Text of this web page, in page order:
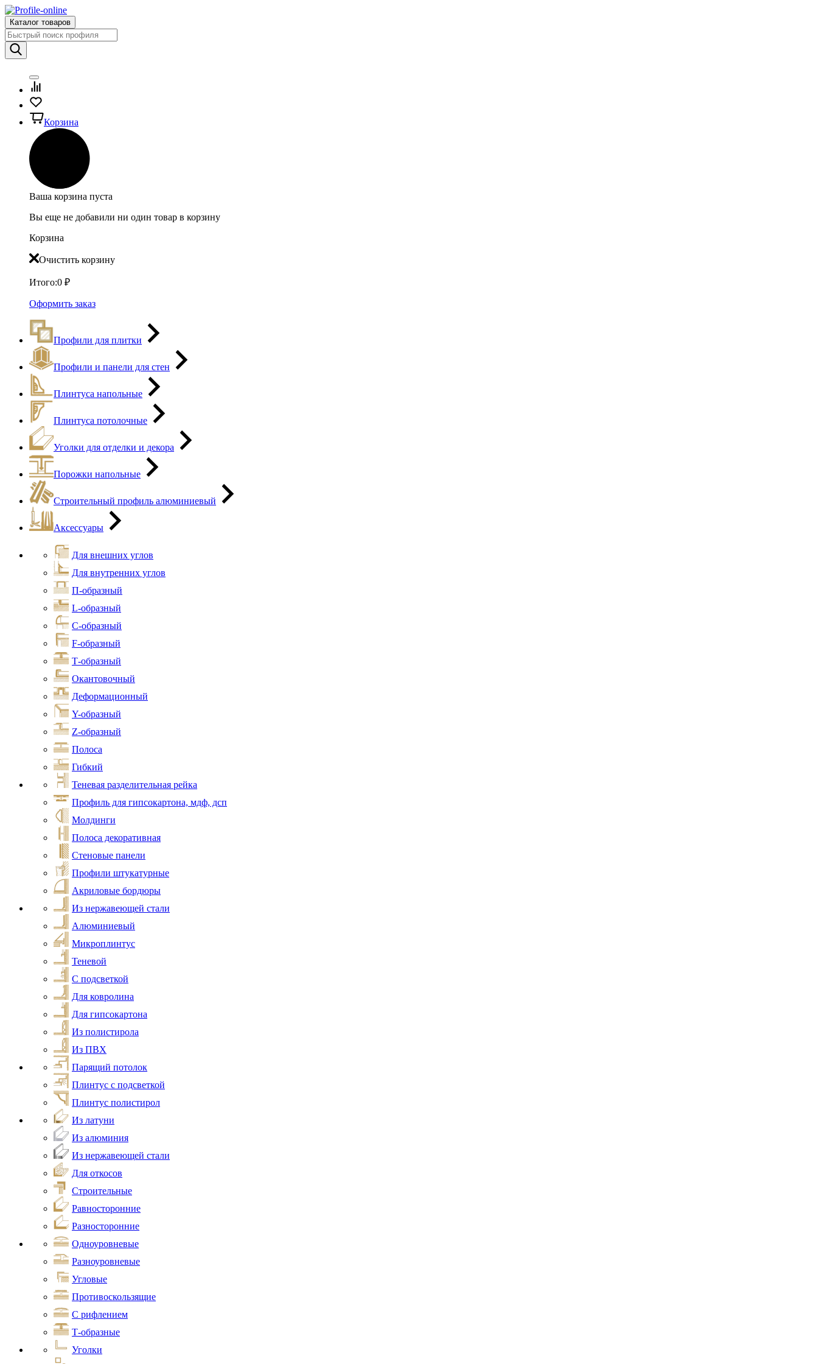
Каталог товаров
Корзина
Ваша корзина пуста
Вы еще не добавили ни один товар в корзину
Корзина
Очистить корзину
Итого:0 ₽
Оформить заказ
Профили для плитки
Профили и панели для стен
Плинтуса напольные
Плинтуса потолочные
Уголки для отделки и декора
Порожки напольные
Строительный профиль алюминиевый
Аксессуары
Для внешних углов
Для внутренних углов
П-образный
L-образный
С-образный
F-образный
Т-образный
Окантовочный
Деформационный
Y-образный
Z-образный
Полоса
Гибкий
Теневая разделительная рейка
Профиль для гипсокартона, мдф, дсп
Молдинги
Полоса декоративная
Стеновые панели
Профили штукатурные
Акриловые бордюры
Из нержавеющей стали
Алюминиевый
Микроплинтус
Теневой
С подсветкой
Для ковролина
Для гипсокартона
Из полистирола
Из ПВХ
Парящий потолок
Плинтус с подсветкой
Плинтус полистирол
Из латуни
Из алюминия
Из нержавеющей стали
Для откосов
Строительные
Равносторонние
Разносторонние
Одноуровневые
Разноуровневые
Угловые
Противоскользящие
С рифлением
Т-образные
Уголки